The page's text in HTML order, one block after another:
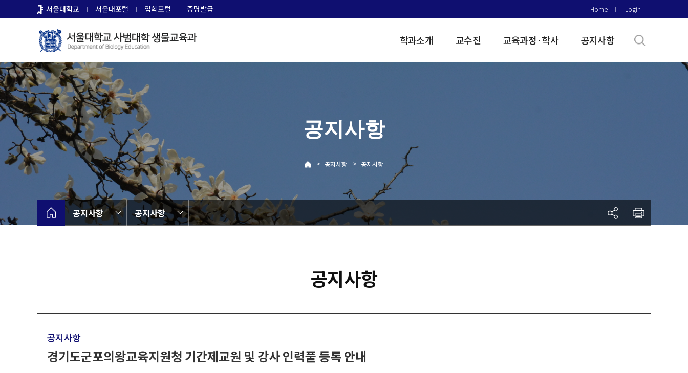
로
뉴
서울대학교 서울대포털 입학포털 증명발급 Home Login
학과소개 교수진 교육과정·학사 공지사항
공지사항
> 공지사항 > 공지사항
공지사항 공지사항
공지사항
공지사항
경기도군포의왕교육지원청 기간제교원 및 강사 인력풀 등록 안내